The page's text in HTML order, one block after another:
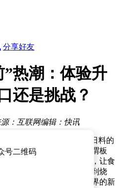
分享好友
热潮：体验升
还是挑战？
源：互联网编辑：快讯
“板前”风潮，这种起源于日料的
餐饮的各个细分领域。所谓板
厨师在操作台上现场烹饪，让食
的全过程。从寿司、拉面到烧
板前模式似乎正成为餐饮界的新